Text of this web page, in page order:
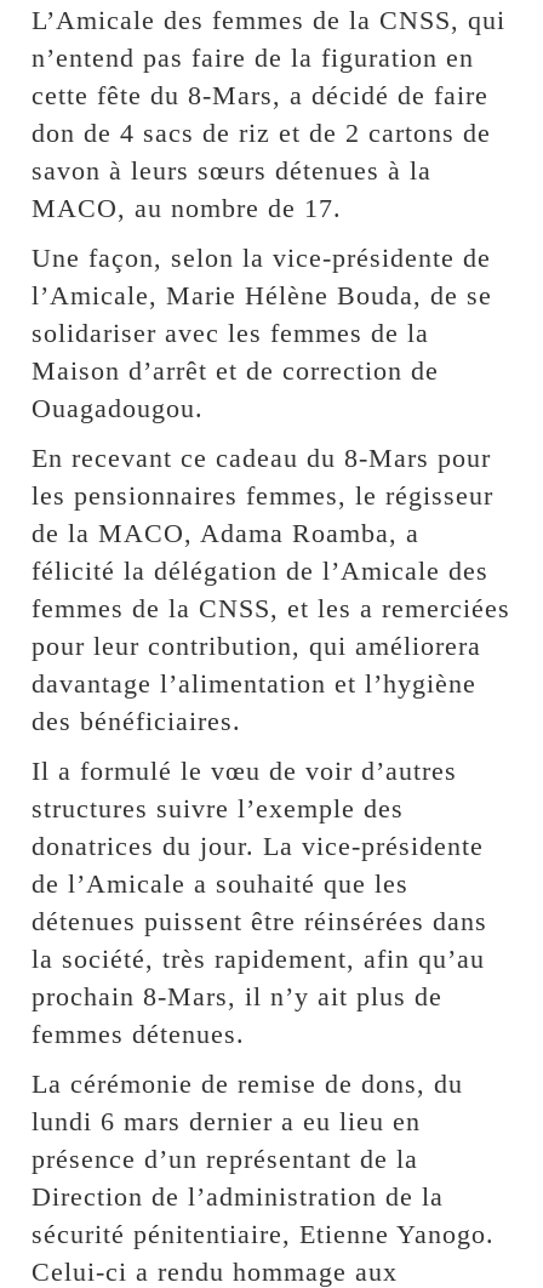
L’Amicale des femmes de la CNSS, qui
n’entend pas faire de la figuration en
cette fête du 8-Mars, a décidé de faire
don de 4 sacs de riz et de 2 cartons de
savon à leurs sœurs détenues à la
MACO, au nombre de 17.
Une façon, selon la vice-présidente de
l’Amicale, Marie Hélène Bouda, de se
solidariser avec les femmes de la
Maison d’arrêt et de correction de
Ouagadougou.
En recevant ce cadeau du 8-Mars pour
les pensionnaires femmes, le régisseur
de la MACO, Adama Roamba, a
félicité la délégation de l’Amicale des
femmes de la CNSS, et les a remerciées
pour leur contribution, qui améliorera
davantage l’alimentation et l’hygiène
des bénéficiaires.
Il a formulé le vœu de voir d’autres
structures suivre l’exemple des
donatrices du jour. La vice-présidente
de l’Amicale a souhaité que les
détenues puissent être réinsérées dans
la société, très rapidement, afin qu’au
prochain 8-Mars, il n’y ait plus de
femmes détenues.
La cérémonie de remise de dons, du
lundi 6 mars dernier a eu lieu en
présence d’un représentant de la
Direction de l’administration de la
sécurité pénitentiaire, Etienne Yanogo.
Celui-ci a rendu hommage aux